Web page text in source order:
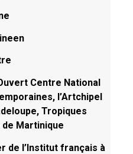
Centre National
l’Artchipel
Tropiques
Martinique
de l’Institut français à